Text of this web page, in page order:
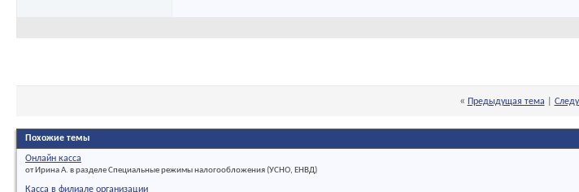
« Предыдущая тема
Похожие темы
Онлайн касса
от Ирина А. в разделе Специальные режимы налогообложения (УСНО, ЕНВД)
Касса в филиале организации